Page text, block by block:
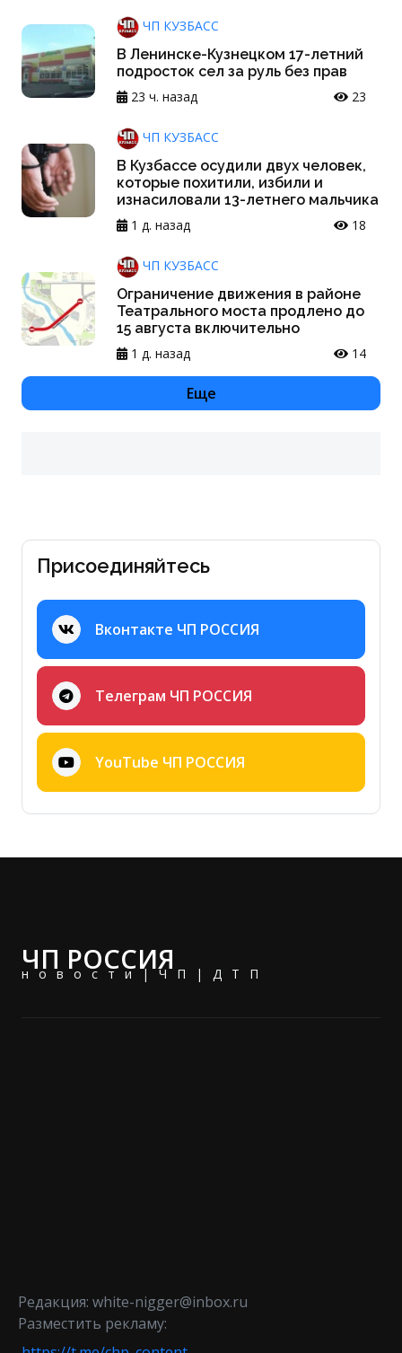
ЧП КУЗБАСС
В Ленинске-Кузнецком 17-летний
подросток сел за руль без прав
23 ч. назад
23
ЧП КУЗБАСС
В Кузбассе осудили двух человек,
которые похитили, избили и
изнасиловали 13-летнего мальчика
1 д. назад
18
ЧП КУЗБАСС
Ограничение движения в районе
Театрального моста продлено до
15 августа включительно
1 д. назад
14
Еще
Присоединяйтесь
Вконтакте ЧП РОССИЯ
Телеграм ЧП РОССИЯ
YouTube ЧП РОССИЯ
ЧП РОССИЯ
новости|ЧП|ДТП
Редакция: white-nigger@inbox.ru
Разместить рекламу: